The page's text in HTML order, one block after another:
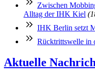
Zwischen
Alltag der IHK Kiel
IHK Berlin setzt
Rücktrittswelle in
Aktuelle